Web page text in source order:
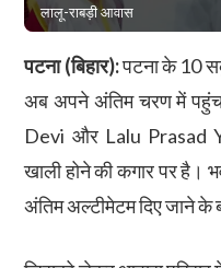
लालू-राबड़ी आवास
पटना (बिहार):पटना के 10
अब अपने अंतिम चरण में
Devi और Lalu Prasad
खाली होने की कगार पर है।
अंतिम अल्टीमेटम दिए जाने के